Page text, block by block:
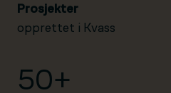
Prosjekter
opprettet i Kvass
50+